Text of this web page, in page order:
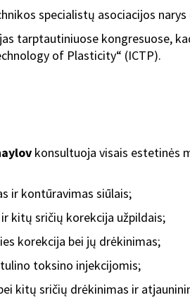
specialistų asociacijos narys
tarptautiniuose kongresuose,
of Plasticity“ (ICTP).
konsultuoja visais estetinės
ir kontūravimas siūlais;
kitų sričių korekcija užpildais;
korekcija bei jų drėkinimas;
toksino injekcijomis;
kitų sričių drėkinimas ir